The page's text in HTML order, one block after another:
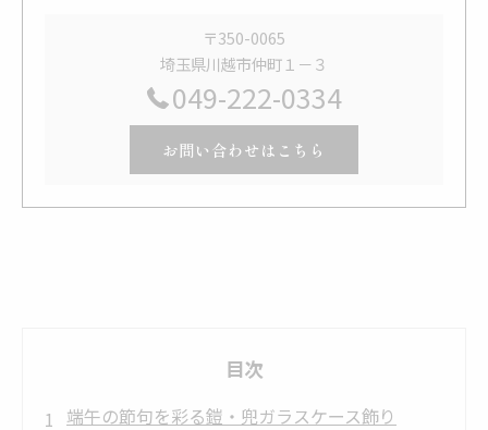
〒350-0065
埼玉県川越市仲町１－３
049-222-0334
お問い合わせはこちら
目次
端午の節句を彩る鎧・兜ガラスケース飾り